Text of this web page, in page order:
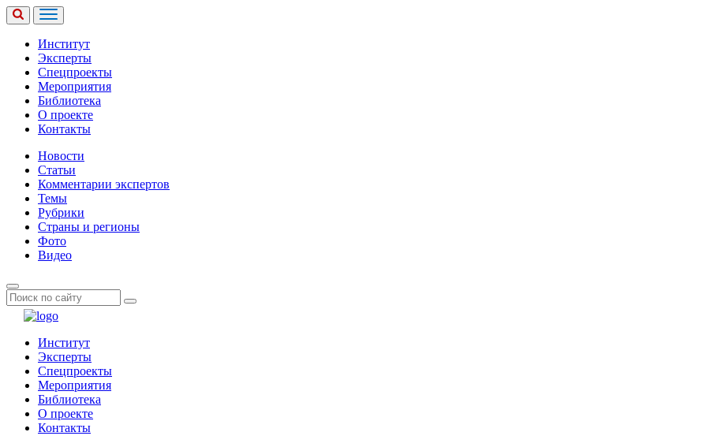
Институт
Эксперты
Спецпроекты
Мероприятия
Библиотека
О проекте
Контакты
Новости
Статьи
Комментарии экспертов
Темы
Рубрики
Страны и регионы
Фото
Видео
Институт
Эксперты
Спецпроекты
Мероприятия
Библиотека
О проекте
Контакты